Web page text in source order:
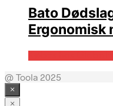
Bato
Ergonomisk
@ Toola 2025
×
×